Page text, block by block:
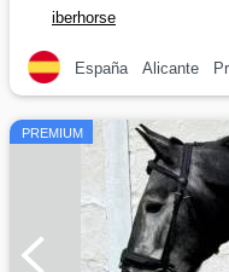
iberhorse
España Alicante
PREMIUM